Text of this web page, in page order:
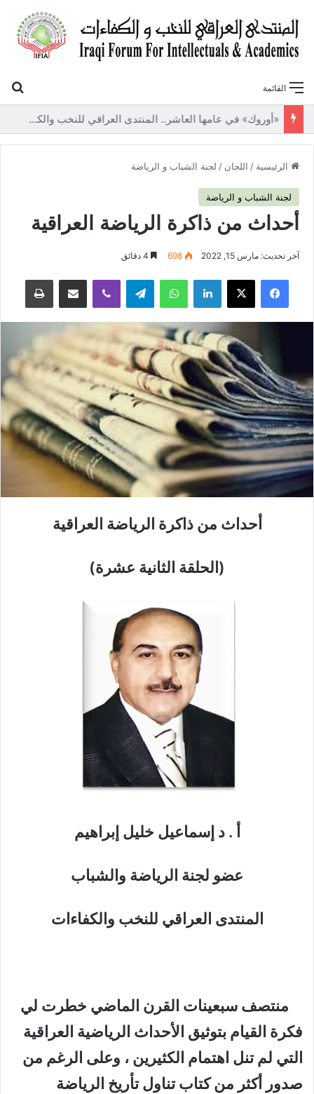
القائمة
«أوروك» في عامها العاشر.. المنتدى العراقي للنخب والكفاءات يصدر عددًا جديدًا ببحوث علمية تعالج قضايا الاقتصاد والطاقة
الرئيسية / اللجان / لجنة الشباب و الرياضة
لجنة الشباب و الرياضة
أحداث من ذاكرة الرياضة العراقية
آخر تحديث: مارس 15, 2022 698
فيسبوك لينكدإن واتساب
أحداث من ذاكرة الرياضة العراقية
(الحلقة الثانية عشرة)
أ . د إسماعيل خليل إبراهيم
عضو لجنة الرياضة والشباب
المنتدى العراقي للنخب والكفاءات
منتصف سبعينات القرن الماضي خطرت لي
فكرة القيام بتوثيق الأحداث الرياضية العراقية
التي لم تنل اهتمام الكثيرين ، وعلى الرغم من
صدور أكثر من كتاب تناول تأريخ الرياضة